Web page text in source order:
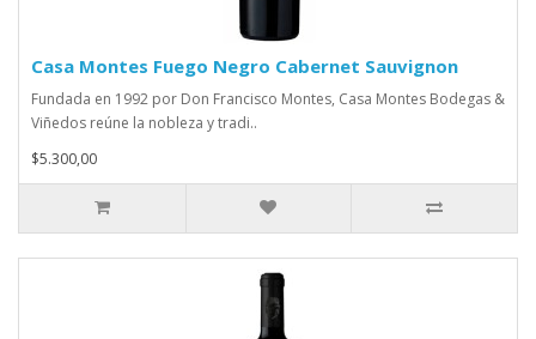
Casa Montes Fuego Negro Cabernet Sauvignon
Fundada en 1992 por Don Francisco Montes, Casa Montes Bodegas &
Viñedos reúne la nobleza y tradi..
$5.300,00